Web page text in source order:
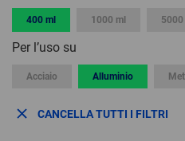
400 ml 1000 ml 5000
Per l’uso su
Acciaio Alluminio
CANCELLA TUTTI I FILTRI